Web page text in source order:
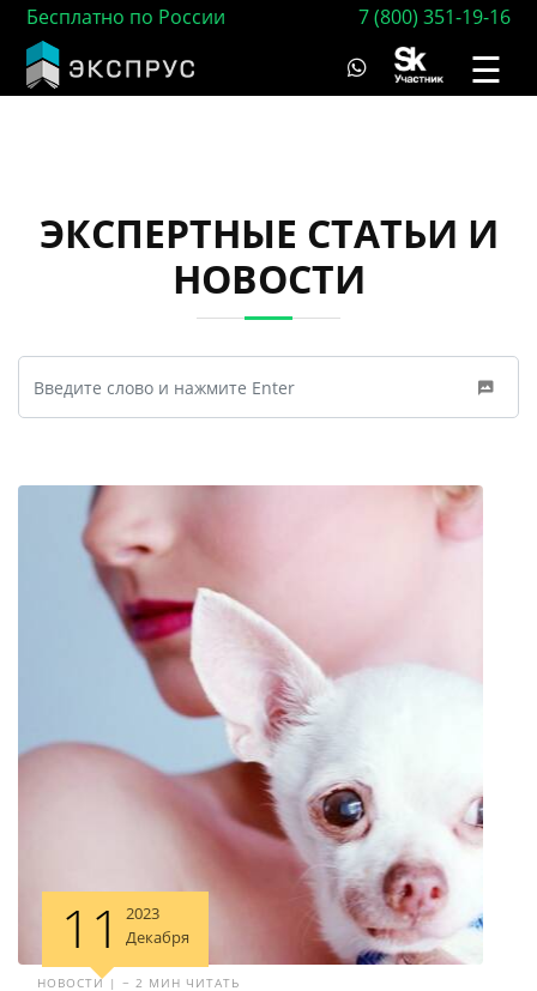
Бесплатно по России 7 (800) 351-19-16
☰
ЭКСПЕРТНЫЕ СТАТЬИ И
НОВОСТИ
11
2023
Декабря
НОВОСТИ | ~ 2 МИН ЧИТАТЬ